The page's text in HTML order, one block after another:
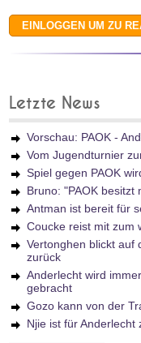
Letzte News
Vorschau: PAOK -
Vom Jugendturnier
Spiel gegen PAOK
Bruno: "PAOK besitzt
Antman ist bereit für
Coucke reist mit zum
Vertonghen blickt auf
zurück
Anderlecht wird
gebracht
Gozo kann von der
Njie ist für Anderlecht